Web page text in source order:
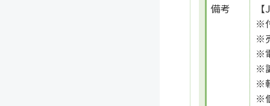
備考
※
※
※
※
※
※